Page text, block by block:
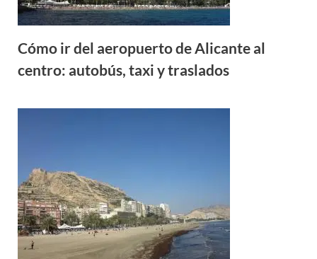
Cómo ir del aeropuerto de Alicante al
centro: autobús, taxi y traslados